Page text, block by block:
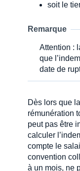
soit le
Remarque
Attention :
que
date de
Dès lors que
rémunération
peut pas être
calculer
compte le
convention
à un mois, ne